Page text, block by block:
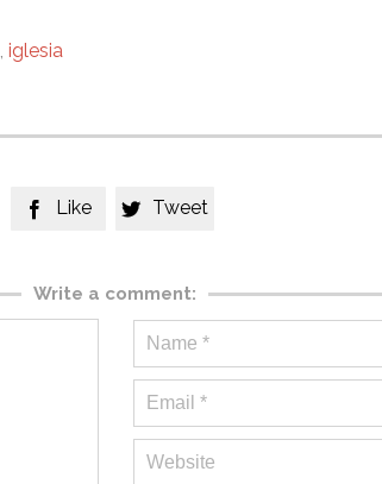
iglesia
 Like  Tweet
Write a comment: